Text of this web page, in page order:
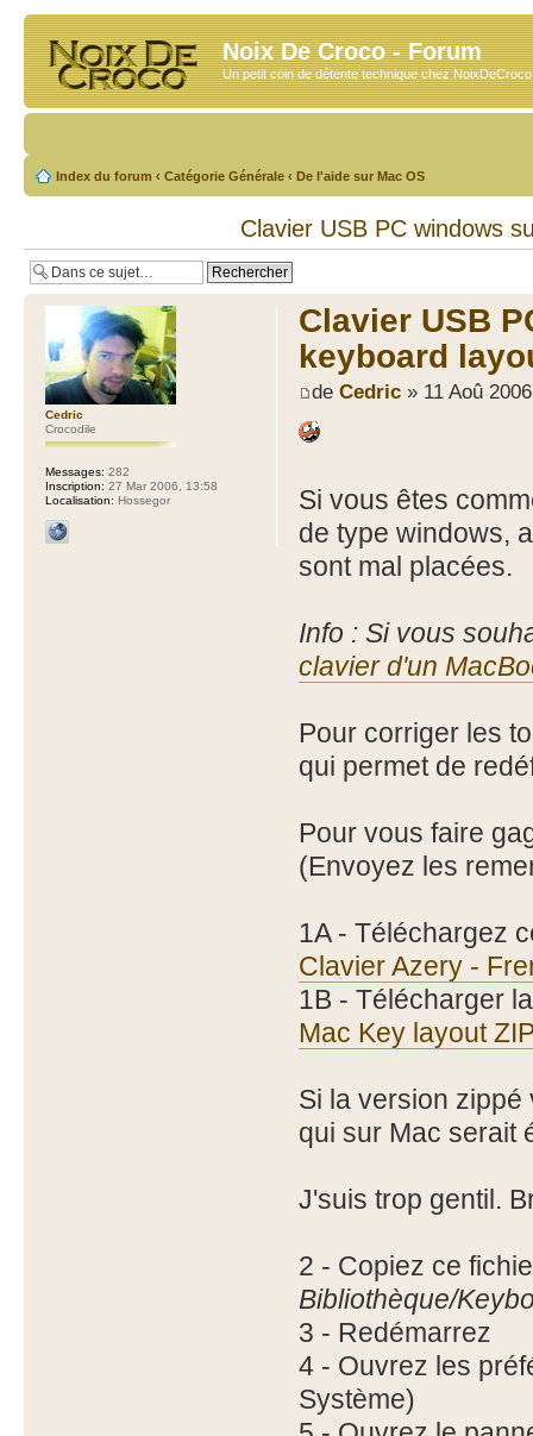
Noix De Croco - Forum
Un petit coin de détente technique chez
Index du forum ‹ Catégorie Générale ‹ De l'aide sur Mac OS
Clavier USB PC windows
Clavier USB
keyboard
de Cedric» 11 Aoû
Si vous êtes
de type windows,
sont mal placées.
Info : Si vous
clavier d'un
Pour corriger les
qui permet de
Pour vous faire
(Envoyez les
1A - Téléchargez
Clavier Azery -
1B - Télécharger
Mac Key layout
Si la version
qui sur Mac serait
J'suis trop gentil.
2 - Copiez ce
Bibliothèque/
3 - Redémarrez
4 - Ouvrez les
Système)
Cedric
Crocodile
Messages: 282
Inscription: 27 Mar 2006, 13:58
Localisation: Hossegor